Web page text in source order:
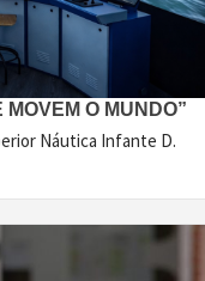
O MUNDO”
Náutica Infante D.